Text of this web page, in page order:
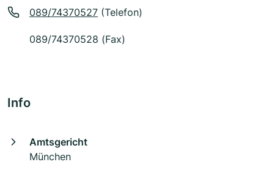
089/74370527 (Telefon)
089/74370528 (Fax)
Info
Amtsgericht
München